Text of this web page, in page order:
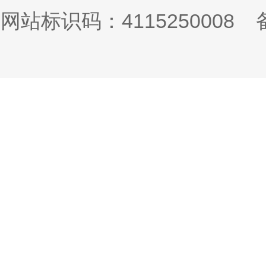
网站标识码：4115250008